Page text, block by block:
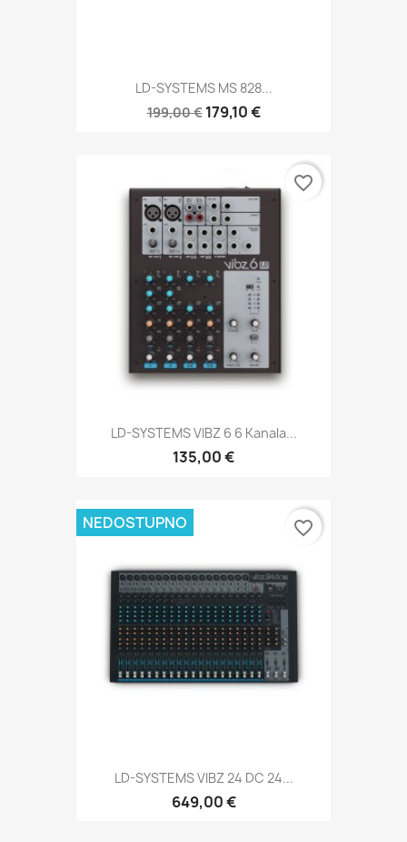
LD-SYSTEMS MS 828...
199,00 € 179,10 €
LD-SYSTEMS VIBZ 6 6 Kanala...
135,00 €
favorite_border
LD-SYSTEMS VIBZ 24 DC 24...
649,00 €
NEDOSTUPNO favorite_border